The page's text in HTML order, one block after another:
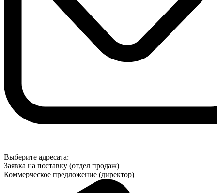
Выберите адресата:
Заявка на поставку (отдел продаж)
Коммерческое предложение (директор)